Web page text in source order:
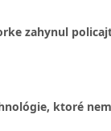
zahynul
ktoré